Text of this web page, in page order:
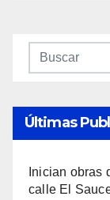
Últimas
Inician obras
calle El